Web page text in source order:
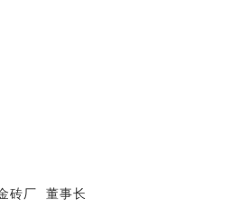
砖厂 董事长